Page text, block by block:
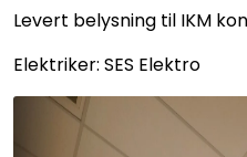
Levert belysning til IKM
Elektriker: SES Elektro
Lyskaster/Effekt
Butikk